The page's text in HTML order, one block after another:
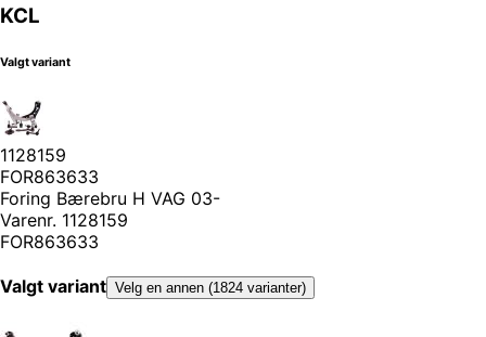
KCL
Valgt variant
1128159
FOR863633
Foring Bærebru H VAG 03-
Varenr. 1128159
FOR863633
Valgt variant Velg en annen (1824 varianter)